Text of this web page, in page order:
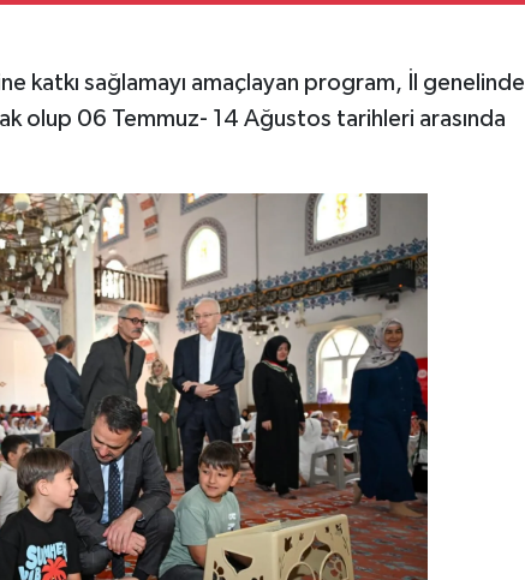
katkı sağlamayı amaçlayan program, İl genelinde
olup 06 Temmuz- 14 Ağustos tarihleri arasında